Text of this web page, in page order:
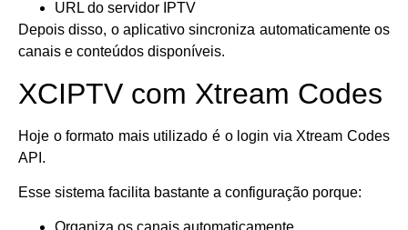
URL do servidor IPTV
Depois disso, o aplicativo sincroniza automaticamente os
canais e conteúdos disponíveis.
XCIPTV com Xtream Codes
Hoje o formato mais utilizado é o login via Xtream Codes
API.
Esse sistema facilita bastante a configuração porque: